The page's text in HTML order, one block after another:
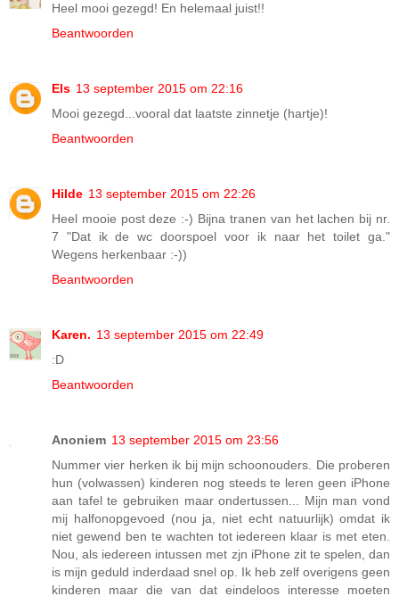
Heel mooi gezegd! En helemaal juist!!
Beantwoorden
Els 13 september 2015 om 22:16
Mooi gezegd...vooral dat laatste zinnetje (hartje)!
Beantwoorden
Hilde 13 september 2015 om 22:26
Heel mooie post deze :-) Bijna tranen van het lachen bij nr.
7 "Dat ik de wc doorspoel voor ik naar het toilet ga."
Wegens herkenbaar :-))
Beantwoorden
Karen. 13 september 2015 om 22:49
:D
Beantwoorden
Anoniem 13 september 2015 om 23:56
Nummer vier herken ik bij mijn schoonouders. Die proberen
hun (volwassen) kinderen nog steeds te leren geen iPhone
aan tafel te gebruiken maar ondertussen... Mijn man vond
mij halfonopgevoed (nou ja, niet echt natuurlijk) omdat ik
niet gewend ben te wachten tot iedereen klaar is met eten.
Nou, als iedereen intussen met zjn iPhone zit te spelen, dan
is mijn geduld inderdaad snel op. Ik heb zelf overigens geen
kinderen maar die van dat eindeloos interesse moeten